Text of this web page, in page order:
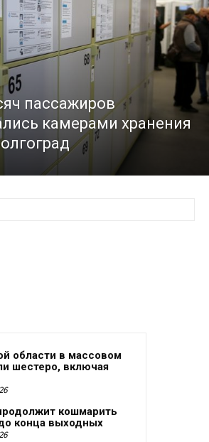
пассажиров
камерами хранения
области в массовом
шестеро, включая
кошмарить
конца выходных